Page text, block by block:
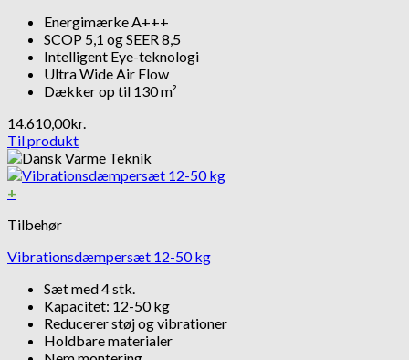
Energimærke A+++
SCOP 5,1 og SEER 8,5
Intelligent Eye-teknologi
Ultra Wide Air Flow
Dækker op til 130 m²
14.610,00kr.
Til produkt
+
Tilbehør
Vibrationsdæmpersæt 12-50 kg
Sæt med 4 stk.
Kapacitet: 12-50 kg
Reducerer støj og vibrationer
Holdbare materialer